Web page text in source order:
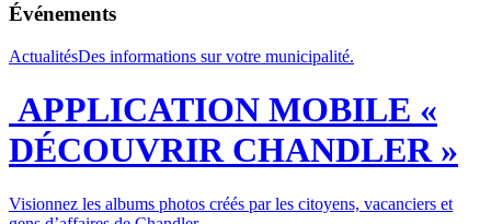
Événements
ActualitésDes informations sur votre municipalité.
APPLICATION MOBILE «
DÉCOUVRIR CHANDLER »
Visionnez les albums photos créés par les citoyens, vacanciers et